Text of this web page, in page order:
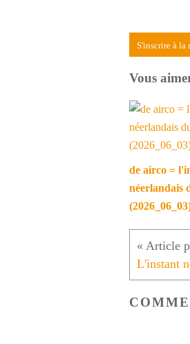
S'inscrire à la
Vous
de airco =
néerlandais